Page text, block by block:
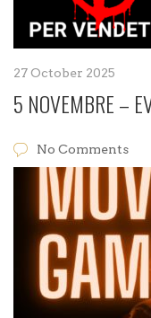
27 October 2025
5 NOVEMBRE –
No Comments